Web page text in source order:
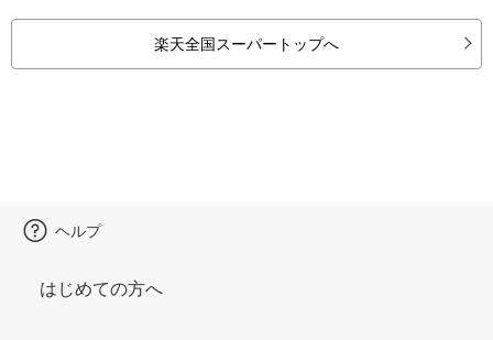
楽天全国スーパートップへ
ヘルプ
はじめての方へ